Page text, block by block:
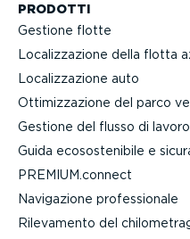
PRODOTTI
Gestione flotte
Localiz­za­zione della flotta
Localiz­za­zione auto
Ottimiz­za­zione del parco
Gestione del flusso di lavoro
Guida ecoso­ste­nibile e
PREMIUM.connect
Navigazione profes­sionale
Rilevamento del